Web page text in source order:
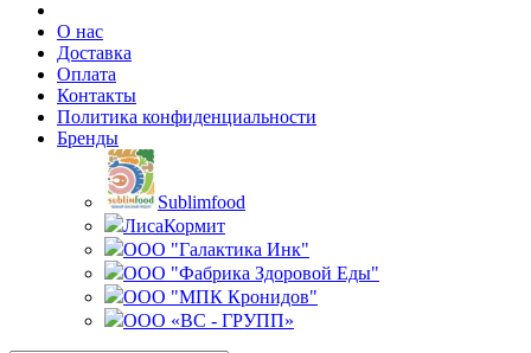
О нас
Доставка
Оплата
Контакты
Политика конфиденциальности
Бренды
Sublimfood
ЛисаКормит
ООО "Галактика Инк"
ООО "Фабрика Здоровой Еды"
ООО "МПК Кронидов"
ООО «ВС - ГРУПП»